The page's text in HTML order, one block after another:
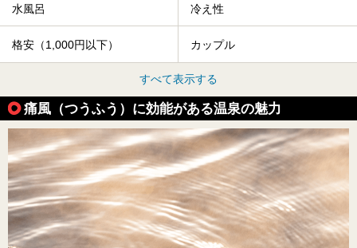
水風呂 冷え性
格安（1,000円以下） カップル
すべて表示する
痛風（つうふう）に効能がある温泉の魅力